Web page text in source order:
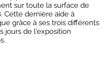
sur toute la surface de
Cette dernière aide à
grâce à ses trois différents
jours de l'exposition